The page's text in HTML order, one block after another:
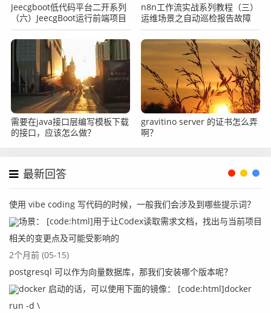
可以看到已经成功的运行了。
备注：
杂的业务，例如：查询数据库，统计数据等其他操作。
2、在自定义功能里面，我们把想要的结果直接通过逻辑处
理完毕之后，再return出去即可。
真正的成长, 源于内心的觉醒和不懈的努力, 你的信念
和行动, 将铺就通往更好的自己的道路
Jeecgboot低代码平台二开系列
（六）JeecgBoot运行前端项目
n8n工作流实战系列教程（三）
运维场景之自动巡检报告故障
需要在java接口层编写模板下载
的接口，应该怎么做？
gravitino server 的证书怎么弄
啊？
最新回答
使用 vibe coding 写代码的时候，一般我们会涉及到哪些提示词？
场景： [code:html]用于让Codex读取需求文档，找出与当前项目
相关的变更点及可能受影响的
2个月前 (05-15)
postgresql 可以作为向量数据库，那我们安装哪个版本呢？
docker 启动的话，可以使用下面的镜像： [code:html]docker
run -d \